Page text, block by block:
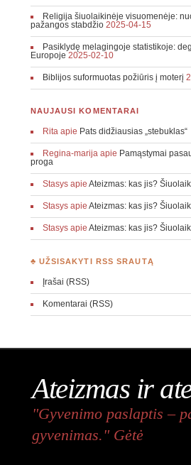
Religija šiuolaikinėje visuomenėje:
pažangos stabdžio 2025-04-15
Pasiklydę melagingoje statistikoje:
Europoje 2025-02-10
Biblijos suformuotas požiūris į moterį
NAUJAUSI KOMENTARAI
Rita apie Pats didžiausias „stebuklas“
Regina-marija apie Pamąstymai
proga
Stasysapie Ateizmas: kas jis?
Stasysapie Ateizmas: kas jis?
Stasysapie Ateizmas: kas jis?
♣ UŽSISAKYTI RSS SRAUTĄ
Įrašai (RSS)
Komentarai (RSS)
Ateizmas ir
"Gyvenimo paslaptis –
gyvenimas." Gėtė